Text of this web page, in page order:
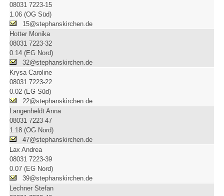
08031 7223-15
1.06 (OG Süd)
15@stephanskirchen.de
Hotter Monika
08031 7223-32
0.14 (EG Nord)
32@stephanskirchen.de
Krysa Caroline
08031 7223-22
0.02 (EG Süd)
22@stephanskirchen.de
Langenheldt Anna
08031 7223-47
1.18 (OG Nord)
47@stephanskirchen.de
Lax Andrea
08031 7223-39
0.07 (EG Nord)
39@stephanskirchen.de
Lechner Stefan